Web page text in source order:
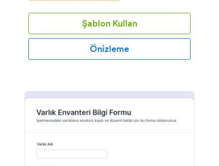
Şablon Kullan
Önizleme